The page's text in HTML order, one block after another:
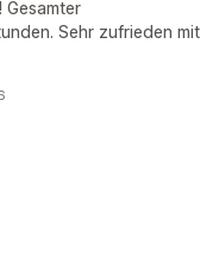
Sehr zufrieden mit